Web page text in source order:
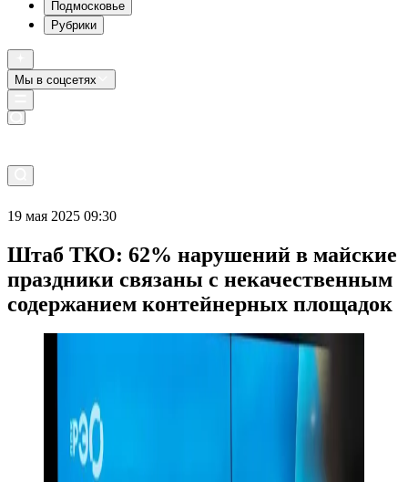
Подмосковье
Рубрики
Мы в соцсетях
19 мая 2025 09:30
Штаб ТКО: 62% нарушений в майские
праздники связаны с некачественным
содержанием контейнерных площадок